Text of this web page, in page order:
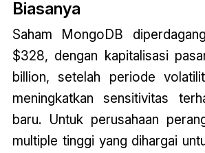
Biasanya
Saham MongoDB
$328, dengan kapitalisasi
billion, setelah periode
meningkatkan sensitivitas
baru. Untuk perusahaan
multiple tinggi yang dihargai